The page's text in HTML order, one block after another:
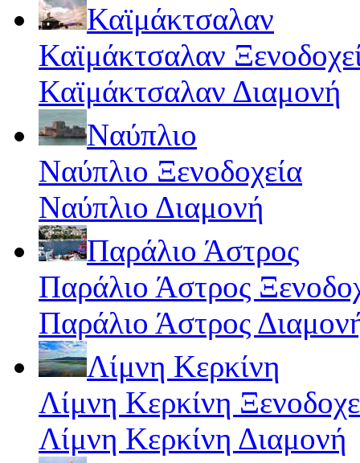
Καϊμάκτσαλαν
Καϊμάκτσαλαν
Καϊμάκτσαλαν Διαμονή
Ναύπλιο
Ναύπλιο Ξενοδοχεία
Ναύπλιο Διαμονή
Παράλιο Άστρος
Παράλιο Άστρος
Παράλιο Άστρος
Λίμνη Κερκίνη
Λίμνη Κερκίνη
Λίμνη Κερκίνη Διαμονή